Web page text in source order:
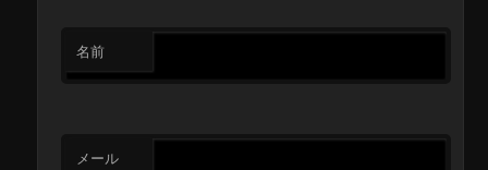
名前
メール